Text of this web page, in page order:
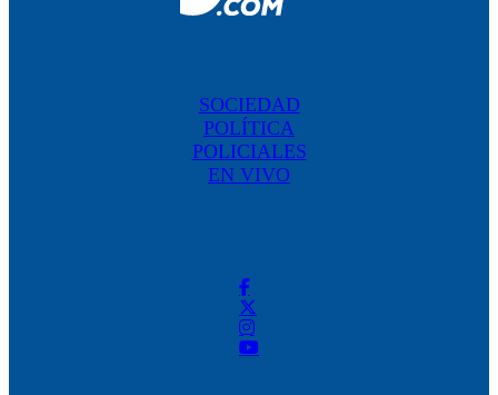
SOCIEDAD
POLÍTICA
POLICIALES
EN VIVO